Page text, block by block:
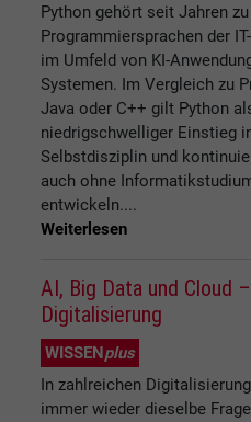
Python gehört seit Jahren
Programmiersprachen der
im Umfeld von KI-
Systemen. Im Vergleich zu
Java oder C++ gilt Python
niedrigschwelliger Einstieg
Selbstdisziplin und
auch ohne
entwickeln....
Weiterlesen
AI, Big Data und Cloud
Digitalisierung
WISSEN plus
In zahlreichen
immer wieder dieselbe